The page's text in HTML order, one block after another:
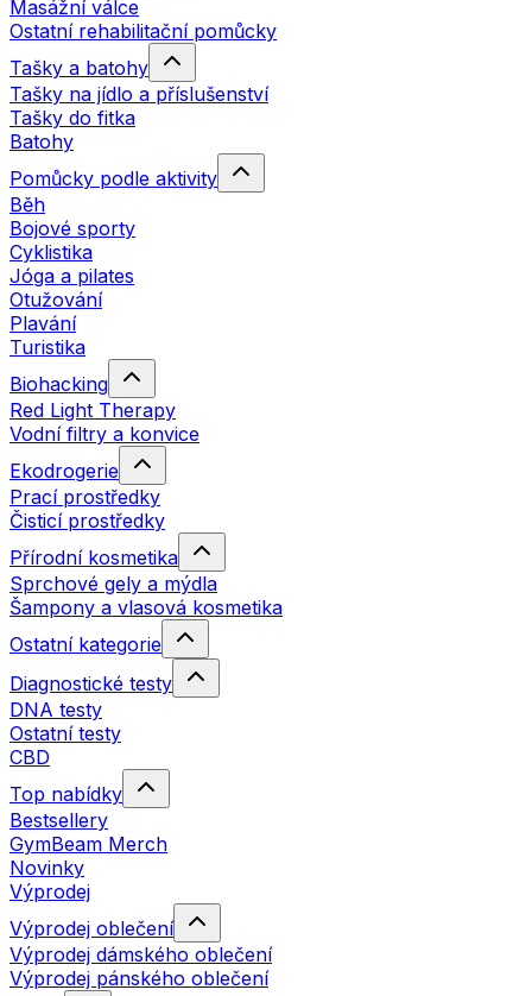
Masážní válce
Ostatní rehabilitační pomůcky
Tašky a batohy
Tašky na jídlo a příslušenství
Tašky do fitka
Batohy
Pomůcky podle aktivity
Běh
Bojové sporty
Cyklistika
Jóga a pilates
Otužování
Plavání
Turistika
Biohacking
Red Light Therapy
Vodní filtry a konvice
Ekodrogerie
Prací prostředky
Čisticí prostředky
Přírodní kosmetika
Sprchové gely a mýdla
Šampony a vlasová kosmetika
Ostatní kategorie
Diagnostické testy
DNA testy
Ostatní testy
CBD
Top nabídky
Bestsellery
GymBeam Merch
Novinky
Výprodej
Výprodej oblečení
Výprodej dámského oblečení
Výprodej pánského oblečení